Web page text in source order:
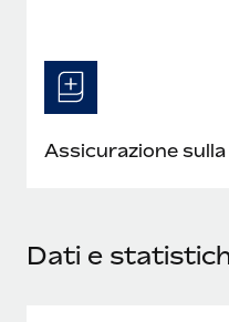
Assicurazione
Dati e